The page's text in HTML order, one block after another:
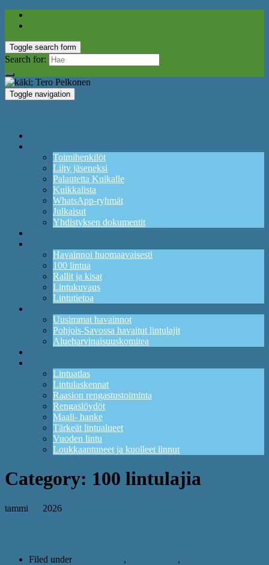
Toggle search form
Search for:
Toggle navigation
Toimihenkilöt
Liity jäseneksi
Palautetta Kuikalle
Kuikkalista
WhatsApp-ryhmät
Julkaisut
Yhdistyksen dokumentit
Havainnoi huomaavaisesti
100 lintua
Rallit ja kisat
Lintukuvaus
Lintutietoa
Uusimmat havainnot
Pohjois-Savossa havaitut lintulajit
Alueharvinaisuuskomitea
Lintuatlas
Lintulaskennat
Raasion rengastustoiminta
Rengaslöydöt
Maali- hanke
Tärkeät lintualueet
Vuoden lintu
Loukkaantuneet ja kuolleet linnut
Category: 100 lintulajia
tammi 2026
Filed under , ,